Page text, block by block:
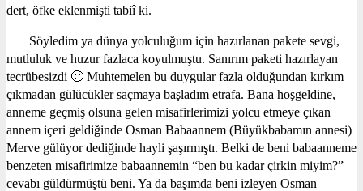
dert, öfke eklenmişti tabiî ki.
Söyledim ya dünya yolculuğum için hazırlanan pakete sevgi,
mutluluk ve huzur fazlaca koyulmuştu. Sanırım paketi hazırlayan
tecrübesizdi 🙂 Muhtemelen bu duygular fazla olduğundan kırkım
çıkmadan gülücükler saçmaya başladım etrafa. Bana hoşgeldine,
anneme geçmiş olsuna gelen misafirlerimizi yolcu etmeye çıkan
annem içeri geldiğinde Osman Babaannem (Büyükbabamın annesi)
Merve gülüyor dediğinde hayli şaşırmıştı. Belki de beni babaanneme
benzeten misafirimize babaannemin “ben bu kadar çirkin miyim?”
cevabı güldürmüştü beni. Ya da başımda beni izleyen Osman